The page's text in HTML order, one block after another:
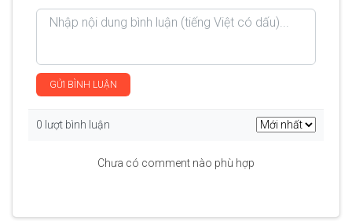
GỬI BÌNH LUẬN
0 lượt bình luận
Chưa có comment nào phù hợp